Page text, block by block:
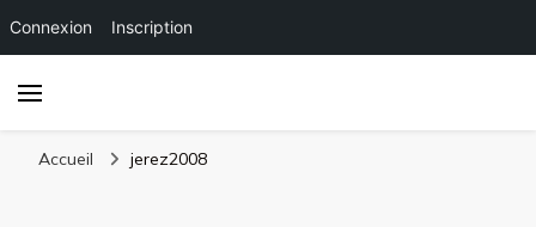
Connexion Inscription
Accueil jerez2008